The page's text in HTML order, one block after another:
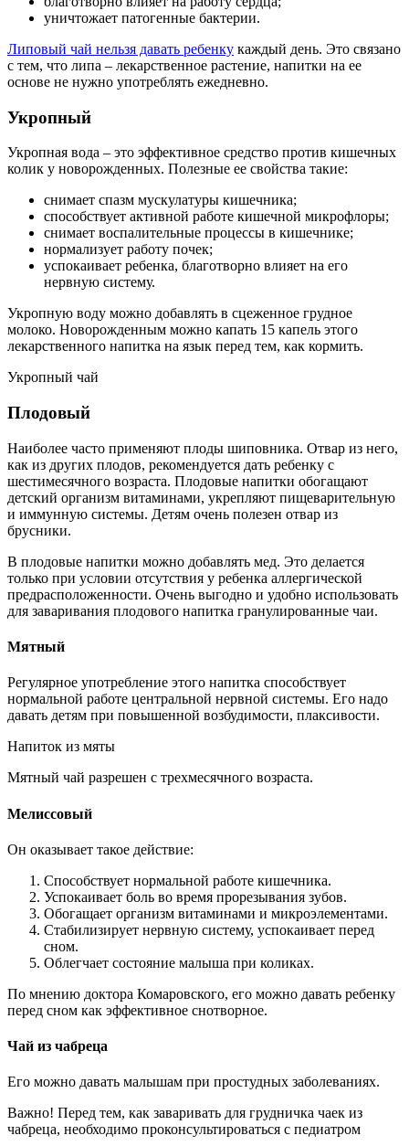
уничтожает патогенные бактерии.
Липовый чай нельзя давать ребенку каждый день. Это связано
с тем, что липа – лекарственное растение, напитки на ее
основе не нужно употреблять ежедневно.
Укропный
Укропная вода – это эффективное средство против кишечных
колик у новорожденных. Полезные ее свойства такие:
снимает спазм мускулатуры кишечника;
способствует активной работе кишечной микрофлоры;
снимает воспалительные процессы в кишечнике;
нормализует работу почек;
успокаивает ребенка, благотворно влияет на его
нервную систему.
Укропную воду можно добавлять в сцеженное грудное
молоко. Новорожденным можно капать 15 капель этого
лекарственного напитка на язык перед тем, как кормить.
Укропный чай
Плодовый
Наиболее часто применяют плоды шиповника. Отвар из него,
как из других плодов, рекомендуется дать ребенку с
шестимесячного возраста. Плодовые напитки обогащают
детский организм витаминами, укрепляют пищеварительную
и иммунную системы. Детям очень полезен отвар из
брусники.
В плодовые напитки можно добавлять мед. Это делается
только при условии отсутствия у ребенка аллергической
предрасположенности. Очень выгодно и удобно использовать
для заваривания плодового напитка гранулированные чаи.
Мятный
Регулярное употребление этого напитка способствует
нормальной работе центральной нервной системы. Его надо
давать детям при повышенной возбудимости, плаксивости.
Напиток из мяты
Мятный чай разрешен с трехмесячного возраста.
Мелиссовый
Он оказывает такое действие:
Способствует нормальной работе кишечника.
Успокаивает боль во время прорезывания зубов.
Обогащает организм витаминами и микроэлементами.
Стабилизирует нервную систему, успокаивает перед
сном.
Облегчает состояние малыша при коликах.
По мнению доктора Комаровского, его можно давать ребенку
перед сном как эффективное снотворное.
Чай из чабреца
Его можно давать малышам при простудных заболеваниях.
Важно! Перед тем, как заваривать для грудничка чаек из
чабреца, необходимо проконсультироваться с педиатром